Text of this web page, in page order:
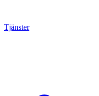
Tjänster